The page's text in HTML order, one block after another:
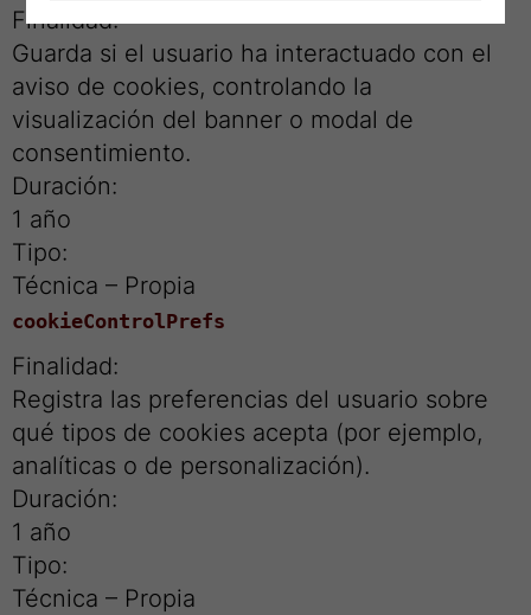
Finalidad:
Guarda si el usuario ha interactuado con el
aviso de cookies, controlando la
visualización del banner o modal de
consentimiento.
Duración:
1 año
Tipo:
Técnica – Propia
cookieControlPrefs
Finalidad:
Registra las preferencias del usuario sobre
qué tipos de cookies acepta (por ejemplo,
analíticas o de personalización).
Duración:
1 año
Tipo:
Técnica – Propia